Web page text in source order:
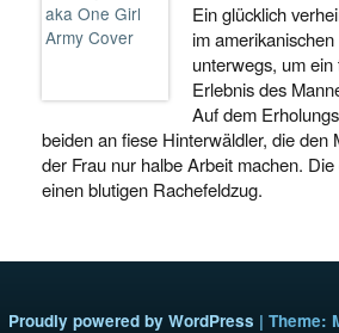
Ein glücklich
im
unterwegs, um
Erlebnis des
Auf dem
beiden an fiese Hinterwäldler, die den
der Frau nur halbe Arbeit machen.
einen blutigen Rachefeldzug.
Proudly powered by WordPress | Theme: